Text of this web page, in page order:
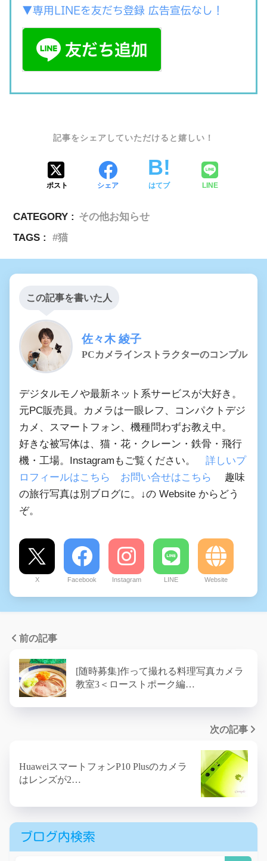
▼専用LINEを友だち登録 広告宣伝なし！
ポスト シェア はてブ LINE
CATEGORY : その他お知らせ
TAGS :
猫
この記事を書いた人
佐々木 綾子
PCカメラインストラクターのコンプル
デジタルモノや最新ネット系サービスが大好き。
元PC販売員。カメラは一眼レフ、コンパクトデジ
カメ、スマートフォン、機種問わずお教え中。
好きな被写体は、猫・花・クレーン・鉄骨・飛行
機・工場。Instagramもご覧ください。 詳しいプ
ロフィールはこちら
お問い合せはこちら
趣味
の旅行写真は別ブログに。↓の Website からどう
ぞ。
X Facebook Instagram LINE Website
前の記事
[随時募集]作って撮れる料理写真カメラ
教室3＜ローストポーク編…
次の記事
HuaweiスマートフォンP10 Plusのカメラ
はレンズが2…
ブログ内検索